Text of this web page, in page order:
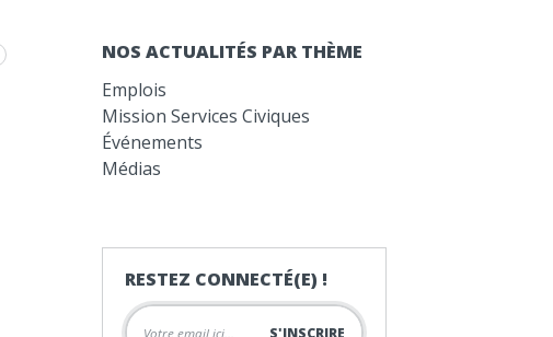
NOS ACTUALITÉS PAR THÈME
Emplois
Mission Services Civiques
Événements
Médias
RESTEZ CONNECTÉ(E) !